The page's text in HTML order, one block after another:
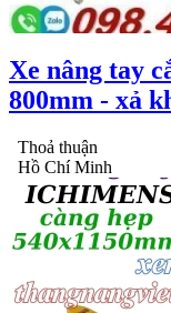
Xe nâng tay
800mm - xả
Thoả thuận
Hồ Chí Minh